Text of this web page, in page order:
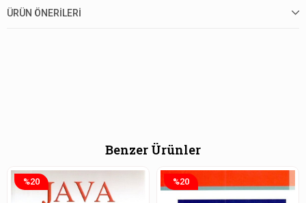
ÜRÜN ÖNERILERI
Benzer Ürünler
%20 %20